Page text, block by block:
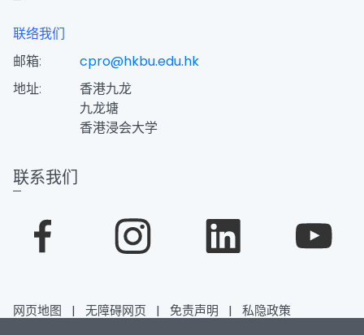
联络我们
邮箱:
cpro@hkbu.edu.hk
地址:
香港九龙
九龙塘
香港浸会大学
联系我们
网页地图 | 无障碍网页 | 免责声明 | 私隐政策